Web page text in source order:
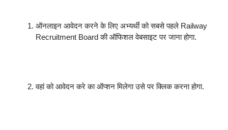
ऑनलाइन आवेदन करने के लिए अभ्यर्थी को सबसे पहले Railway
Recruitment Board की ऑफिशल वेबसाइट पर जाना होगा.
वहां को आवेदन करे का ऑप्शन मिलेगा उसे पर क्लिक करना होगा.